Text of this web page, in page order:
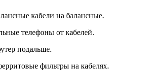
кабели на балансные.
телефоны от кабелей.
подальше.
фильтры на кабелях.